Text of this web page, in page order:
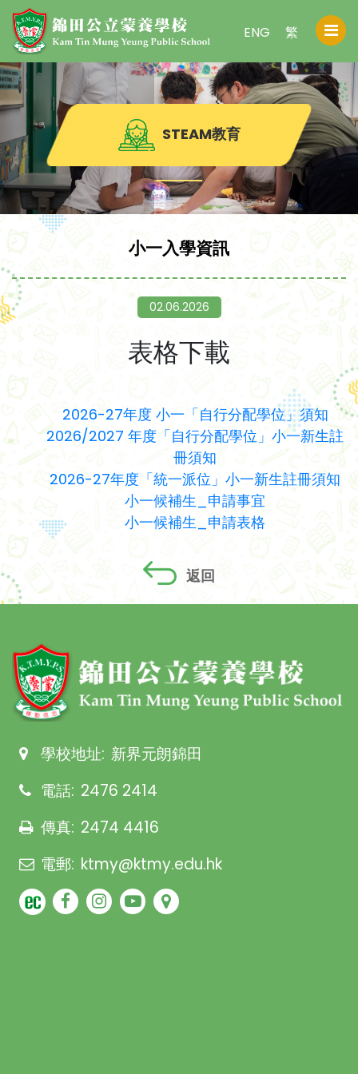
繁
ENG
STEAM教育
小一入學資訊
02.06.2026
表格下載
2026-27年度 小一「自行分配學位」須知
2026/2027 年度「自行分配學位」小一新生註
冊須知
2026-27年度「統一派位」小一新生註冊須知
小一候補生_申請事宜
小一候補生_申請表格
返回
學校地址: 新界元朗錦田
電話: 2476 2414
傳真: 2474 4416
電郵: ktmy@ktmy.edu.hk